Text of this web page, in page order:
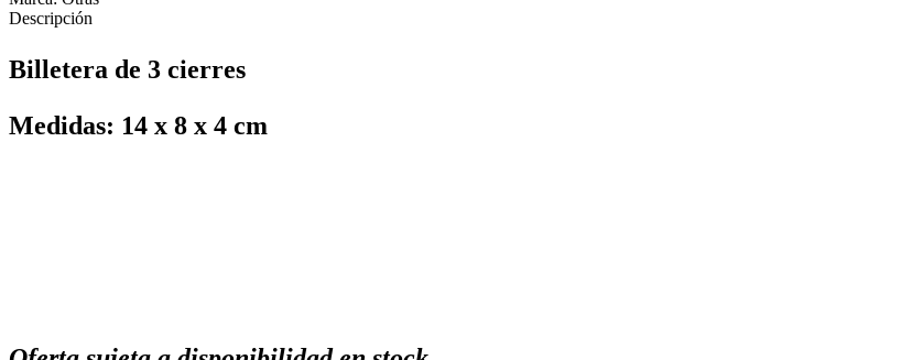
Descripción
Billetera de 3 cierres
Medidas: 14 x 8 x 4 cm